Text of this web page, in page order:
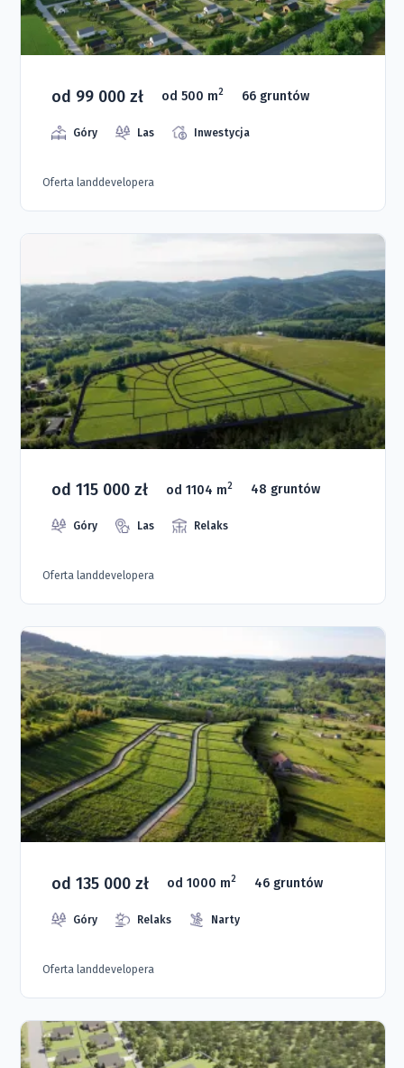
od 99 000 zł od 500 m2 66 gruntów
Góry Las Inwestycja
Oferta landdevelopera
od 115 000 zł od 1104 m2 48 gruntów
Góry Las Relaks
Oferta landdevelopera
od 135 000 zł od 1000 m2 46 gruntów
Góry Relaks Narty
Oferta landdevelopera